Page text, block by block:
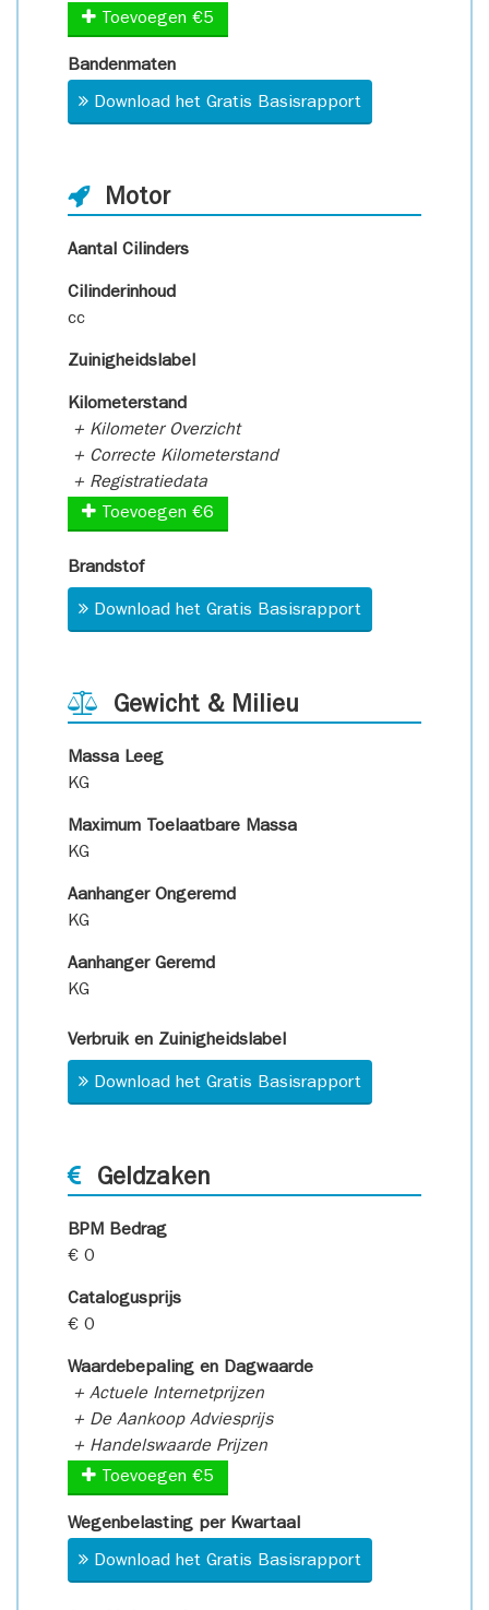
Toevoegen €5
Bandenmaten
Download het Gratis Basisrapport
Motor
Aantal Cilinders
Cilinderinhoud
cc
Zuinigheidslabel
Kilometerstand
+ Kilometer Overzicht
+ Correcte Kilometerstand
+ Registratiedata
Toevoegen €6
Brandstof
Download het Gratis Basisrapport
Gewicht & Milieu
Massa Leeg
KG
Maximum Toelaatbare Massa
KG
Aanhanger Ongeremd
KG
Aanhanger Geremd
KG
Verbruik en Zuinigheidslabel
Download het Gratis Basisrapport
Geldzaken
BPM Bedrag
€ 0
Catalogusprijs
€ 0
Waardebepaling en Dagwaarde
+ Actuele Internetprijzen
+ De Aankoop Adviesprijs
+ Handelswaarde Prijzen
Toevoegen €5
Wegenbelasting per Kwartaal
Download het Gratis Basisrapport